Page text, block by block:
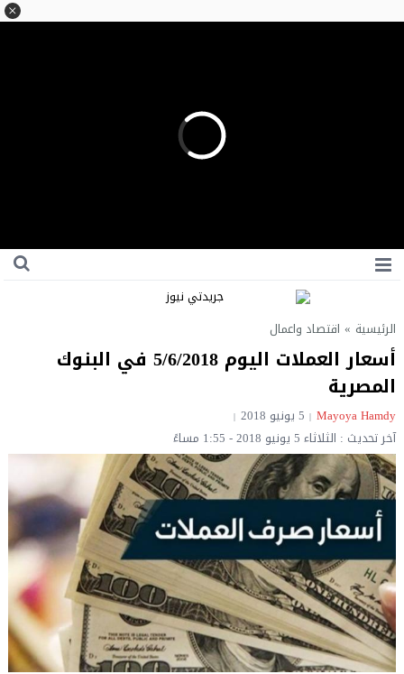
الرئيسية » اقتصاد واعمال
أسعار العملات اليوم 5/6/2018 في البنوك
المصرية
Mayoya Hamdy‎‏ 5 يونيو 2018
آخر تحديث : الثلاثاء 5 يونيو 2018 - 1:55 مساءً